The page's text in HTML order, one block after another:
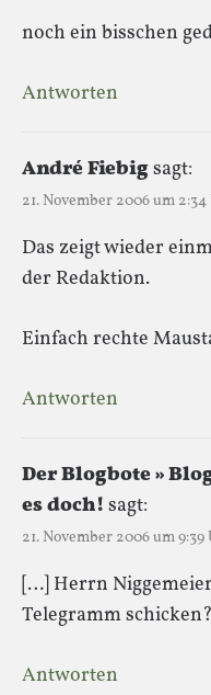
noch ein bisschen
Antworten
André Fiebigsagt:
21. November 2006 um
Das zeigt wieder
der Redaktion.
Einfach rechte
Antworten
Der Blogbote »
es doch! sagt:
21. November 2006 um 9:39
[…] Herrn
Telegramm
Antworten